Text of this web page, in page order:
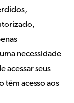
necessidade
acessar seus
têm acesso aos